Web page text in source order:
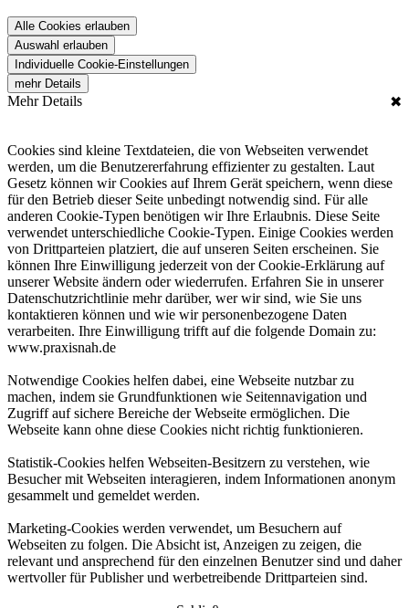
Alle Cookies erlauben
Auswahl erlauben
Individuelle Cookie-Einstellungen
mehr Details
Mehr Details ✖
Cookies sind kleine Textdateien, die von Webseiten verwendet
werden, um die Benutzererfahrung effizienter zu gestalten. Laut
Gesetz können wir Cookies auf Ihrem Gerät speichern, wenn diese
für den Betrieb dieser Seite unbedingt notwendig sind. Für alle
anderen Cookie-Typen benötigen wir Ihre Erlaubnis. Diese Seite
verwendet unterschiedliche Cookie-Typen. Einige Cookies werden
von Drittparteien platziert, die auf unseren Seiten erscheinen. Sie
können Ihre Einwilligung jederzeit von der Cookie-Erklärung auf
unserer Website ändern oder wiederrufen. Erfahren Sie in unserer
Datenschutzrichtlinie mehr darüber, wer wir sind, wie Sie uns
kontaktieren können und wie wir personenbezogene Daten
verarbeiten. Ihre Einwilligung trifft auf die folgende Domain zu:
www.praxisnah.de
Notwendige Cookies helfen dabei, eine Webseite nutzbar zu
machen, indem sie Grundfunktionen wie Seitennavigation und
Zugriff auf sichere Bereiche der Webseite ermöglichen. Die
Webseite kann ohne diese Cookies nicht richtig funktionieren.
Statistik-Cookies helfen Webseiten-Besitzern zu verstehen, wie
Besucher mit Webseiten interagieren, indem Informationen anonym
gesammelt und gemeldet werden.
Marketing-Cookies werden verwendet, um Besuchern auf
Webseiten zu folgen. Die Absicht ist, Anzeigen zu zeigen, die
relevant und ansprechend für den einzelnen Benutzer sind und daher
wertvoller für Publisher und werbetreibende Drittparteien sind.